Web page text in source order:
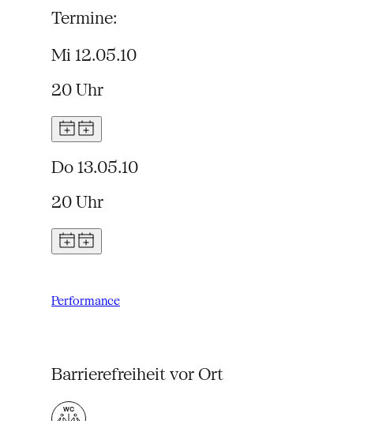
Termine:
Mi 12.05.10
20 Uhr
Do 13.05.10
20 Uhr
Performance
Barrierefreiheit vor Ort